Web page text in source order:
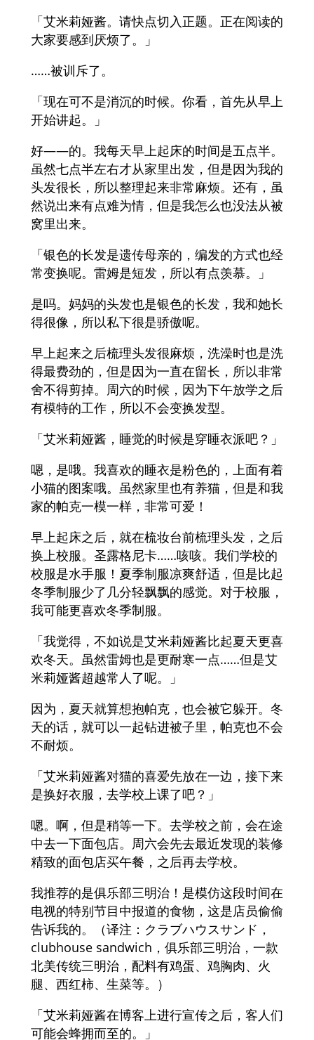
「艾米莉娅酱。请快点切入正题。正在阅读的
大家要感到厌烦了。」
……被训斥了。
「现在可不是消沉的时候。你看，首先从早上
开始讲起。」
好——的。我每天早上起床的时间是五点半。
虽然七点半左右才从家里出发，但是因为我的
头发很长，所以整理起来非常麻烦。还有，虽
然说出来有点难为情，但是我怎么也没法从被
窝里出来。
「银色的长发是遗传母亲的，编发的方式也经
常变换呢。雷姆是短发，所以有点羡慕。」
是吗。妈妈的头发也是银色的长发，我和她长
得很像，所以私下很是骄傲呢。
早上起来之后梳理头发很麻烦，洗澡时也是洗
得最费劲的，但是因为一直在留长，所以非常
舍不得剪掉。周六的时候，因为下午放学之后
有模特的工作，所以不会变换发型。
「艾米莉娅酱，睡觉的时候是穿睡衣派吧？」
嗯，是哦。我喜欢的睡衣是粉色的，上面有着
小猫的图案哦。虽然家里也有养猫，但是和我
家的帕克一模一样，非常可爱！
早上起床之后，就在梳妆台前梳理头发，之后
换上校服。圣露格尼卡……咳咳。我们学校的
校服是水手服！夏季制服凉爽舒适，但是比起
冬季制服少了几分轻飘飘的感觉。对于校服，
我可能更喜欢冬季制服。
「我觉得，不如说是艾米莉娅酱比起夏天更喜
欢冬天。虽然雷姆也是更耐寒一点……但是艾
米莉娅酱超越常人了呢。」
因为，夏天就算想抱帕克，也会被它躲开。冬
天的话，就可以一起钻进被子里，帕克也不会
不耐烦。
「艾米莉娅酱对猫的喜爱先放在一边，接下来
是换好衣服，去学校上课了吧？」
嗯。啊，但是稍等一下。去学校之前，会在途
中去一下面包店。周六会先去最近发现的装修
精致的面包店买午餐，之后再去学校。
我推荐的是俱乐部三明治！是模仿这段时间在
电视的特别节目中报道的食物，这是店员偷偷
告诉我的。（译注：クラブハウスサンド，
clubhouse sandwich，俱乐部三明治，一款
北美传统三明治，配料有鸡蛋、鸡胸肉、火
腿、西红柿、生菜等。）
「艾米莉娅酱在博客上进行宣传之后，客人们
可能会蜂拥而至的。」